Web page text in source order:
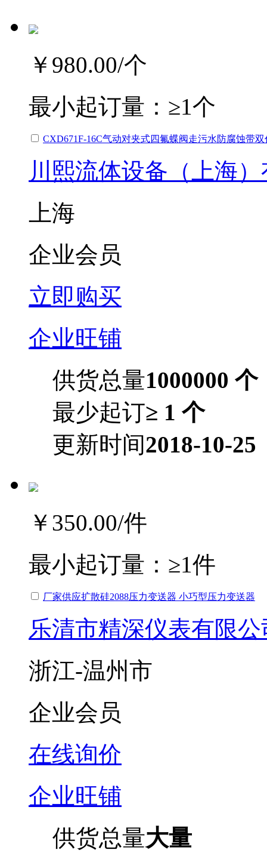
￥980.00/个
最小起订量： ≥1个
CXD671F-16C气动对夹式四氟蝶阀走污水防腐蚀带
川熙流体设备（上海
上海
企业会员
立即购买
企业旺铺
供货总量1000000 个
最少起订≥ 1 个
更新时间2018-10-25
￥350.00/件
最小起订量： ≥1件
厂家供应扩散硅2088压力变送器 小巧型压力变送器
乐清市精深仪表有限公
浙江-温州市
企业会员
在线询价
企业旺铺
供货总量大量